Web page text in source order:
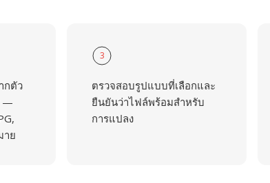
กตัว
—
าย
3
ตรวจสอบรูปแบบที่เลือกและ
ยืนยันว่าไฟล์พร้อมสำหรับ
การแปลง